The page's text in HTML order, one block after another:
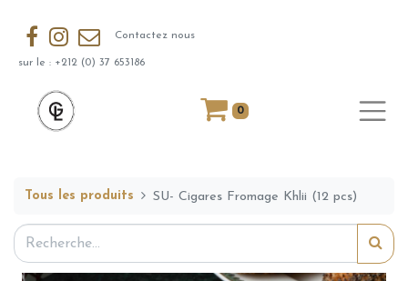
Contactez nous
sur le : +212 (0) 37 653186
0
Tous les produits SU- Cigares Fromage Khlii (12 pcs)